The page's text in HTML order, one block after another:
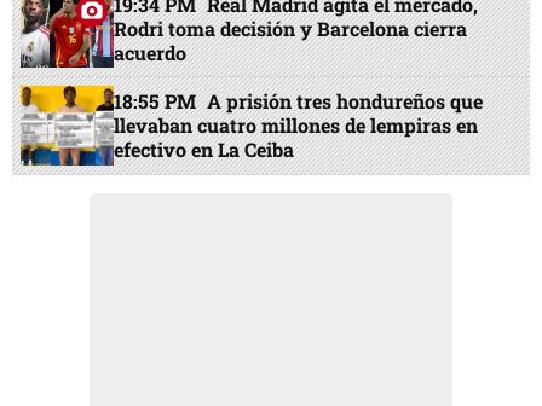
Rodri toma decisión y Barcelona cierra
acuerdo
18:55 PM A prisión tres hondureños que
llevaban cuatro millones de lempiras en
efectivo en La Ceiba